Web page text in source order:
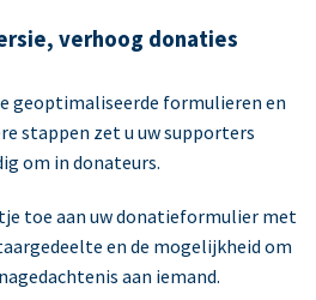
verhoog donaties
geoptimaliseerde formulieren en
stappen zet u uw supporters
om in donateurs.
toe aan uw donatieformulier met
en de mogelijkheid om
aan iemand.